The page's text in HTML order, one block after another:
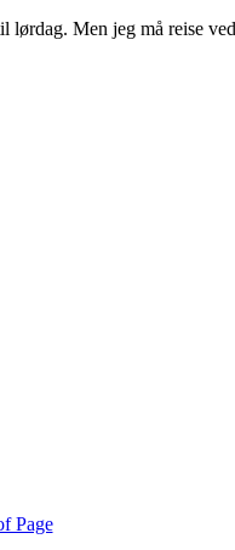
lørdag. Men jeg må reise